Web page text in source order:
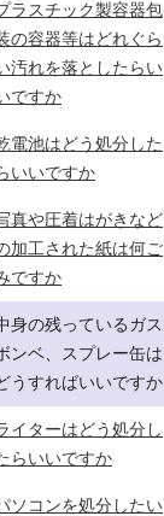
ラスチック製容器包
の容器等はどれぐら
汚れを落としたらい
ですか
電池はどう処分した
いいですか
真や圧着はがきなど
加工された紙は何ご
ですか
身の残っているガス
ンベ、スプレー缶は
うすればいいですか
イターはどう処分し
らいいですか
ソコンを処分したい